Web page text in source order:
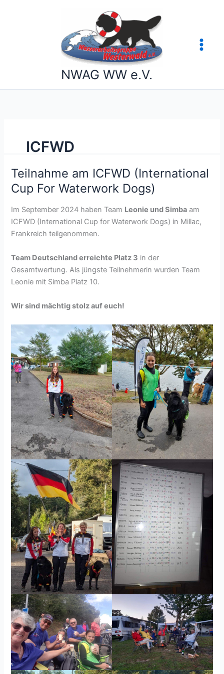
NWAG WW e.V.
ICFWD
Teilnahme am ICFWD (International
Cup For Waterwork Dogs)
Im September 2024 haben Team Leonie und Simba am
ICFWD (International Cup for Waterwork Dogs) in Millac,
Frankreich teilgenommen.
Team Deutschland erreichte Platz 3 in der
Gesamtwertung. Als jüngste Teilnehmerin wurden Team
Leonie mit Simba Platz 10.
Wir sind mächtig stolz auf euch!
Teilnahme
am
ICFWD
(International
Cup
For
Dogs)